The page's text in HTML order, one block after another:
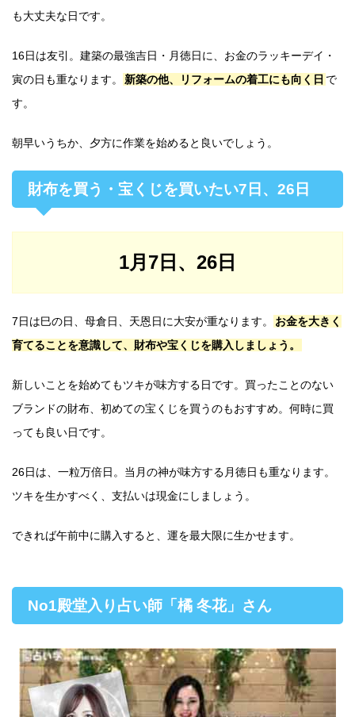
も大丈夫な日です。
16日は友引。建築の最強吉日・月徳日に、お金のラッキーデイ・
寅の日も重なります。
新築の他、リフォームの着工にも向く日 で
す。
朝早いうちか、夕方に作業を始めると良いでしょう。
財布を買う・宝くじを買いたい7日、26日
1月7日、26日
7日は巳の日、母倉日、天恩日に大安が重なります。
お金を大きく
育てることを意識して、財布や宝くじを購入しましょう。
新しいことを始めてもツキが味方する日です。買ったことのない
ブランドの財布、初めての宝くじを買うのもおすすめ。何時に買
っても良い日です。
26日は、一粒万倍日。当月の神が味方する月徳日も重なります。
ツキを生かすべく、支払いは現金にしましょう。
できれば午前中に購入すると、運を最大限に生かせます。
No1殿堂入り占い師「橘 冬花」さん